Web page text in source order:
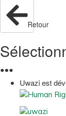
Retour
●●●
Uwazi est